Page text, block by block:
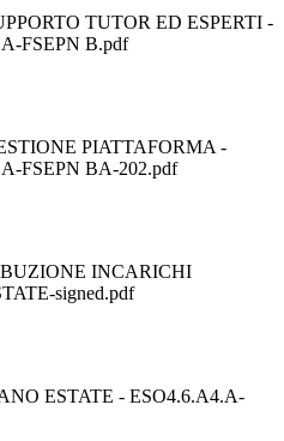
TUTOR ED ESPERTI -
FSEPN B.pdf
PIATTAFORMA -
FSEPN BA-202.pdf
INCARICHI
signed.pdf
ESTATE - ESO4.6.A4.A-